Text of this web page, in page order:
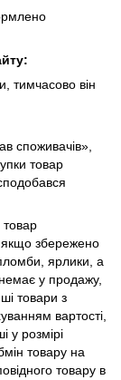
:
тимчасово він
споживачів»,
товар
товар
якщо збережено
ярлики, а
у продажу,
товари з
вартості,
у розмірі
товару на
товару в